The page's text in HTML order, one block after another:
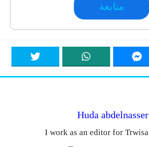
متابعة
Huda abdelnasser
I work as an editor for Trwisa